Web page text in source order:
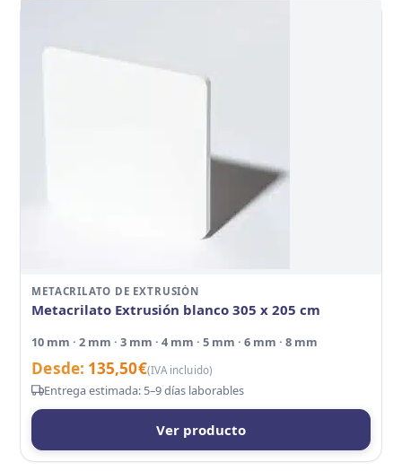
METACRILATO DE EXTRUSIÓN
Metacrilato Extrusión blanco 305 x 205 cm
10 mm · 2 mm · 3 mm · 4 mm · 5 mm · 6 mm · 8 mm
Desde: 135,50€(IVA incluido)
Entrega estimada: 5–9 días laborables
Ver producto